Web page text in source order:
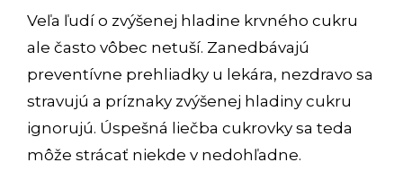
Veľa ľudí o zvýšenej hladine krvného cukru
ale často vôbec netuší. Zanedbávajú
preventívne prehliadky u lekára, nezdravo sa
stravujú a príznaky zvýšenej hladiny cukru
ignorujú. Úspešná liečba cukrovky sa teda
môže strácať niekde v nedohľadne.